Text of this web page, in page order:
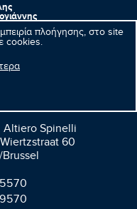
πλοήγησης, στο site
cookies.
Altiero Spinelli
60